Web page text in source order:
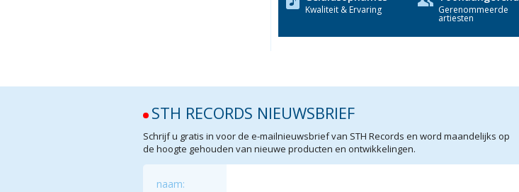
Kwaliteit & Ervaring Gerenommeerde
artiesten
STH RECORDS NIEUWSBRIEF
Schrijf u gratis in voor de e-mailnieuwsbrief van STH Records en word maandelijks op
de hoogte gehouden van nieuwe producten en ontwikkelingen.
naam: